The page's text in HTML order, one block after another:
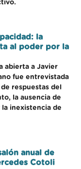
la
al poder por la
abierta a Javier
fue entrevistada
respuestas del
la ausencia de
inexistencia de
anual de
Cotoli